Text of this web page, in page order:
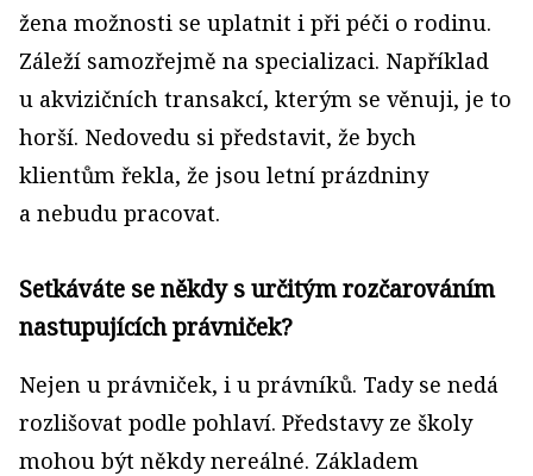
žena možnosti se uplatnit i při péči o rodinu.
Záleží samozřejmě na specializaci. Například
u akvizičních transakcí, kterým se věnuji, je to
horší. Nedovedu si představit, že bych
klientům řekla, že jsou letní prázdniny
a nebudu pracovat.
Setkáváte se někdy s určitým rozčarováním
nastupujících právniček?
Nejen u právniček, i u právníků. Tady se nedá
rozlišovat podle pohlaví. Představy ze školy
mohou být někdy nereálné. Základem